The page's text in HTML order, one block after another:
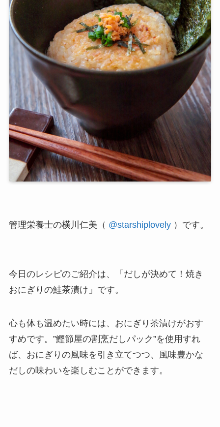
管理栄養士の横川仁美（ @starshiplovely）です。
今日のレシピのご紹介は、「だしが決めて！焼き
おにぎりの鮭茶漬け」です。
心も体も温めたい時には、おにぎり茶漬けがおす
すめです。”鰹節屋の割烹だしパック”を使用すれ
ば、おにぎりの風味を引き立てつつ、風味豊かな
だしの味わいを楽しむことができます。